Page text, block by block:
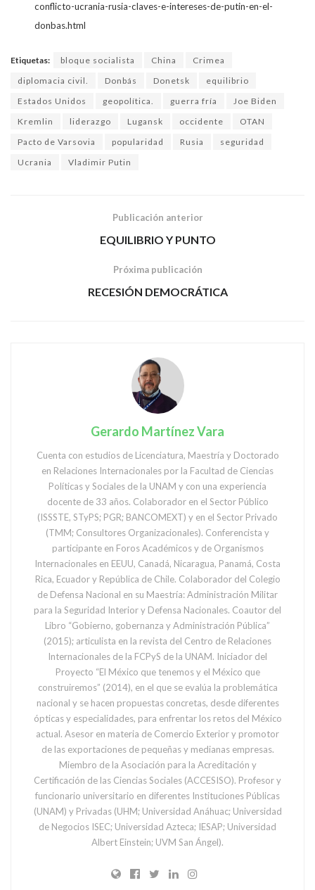
conflicto-ucrania-rusia-claves-e-intereses-de-putin-en-el-
donbas.html
Etiquetas: bloque socialista China
Crimea
diplomacia civil.
Donbás Donetsk
equilibrio
Estados Unidos
geopolítica. guerra fría
Joe Biden
Kremlin
liderazgo Lugansk occidente
OTAN
Pacto de Varsovia
popularidad Rusia
seguridad
Ucrania
Vladimir Putin
Publicación anterior
EQUILIBRIO Y PUNTO
Próxima publicación
RECESIÓN DEMOCRÁTICA
Gerardo Martínez Vara
Cuenta con estudios de Licenciatura, Maestría y Doctorado
en Relaciones Internacionales por la Facultad de Ciencias
Políticas y Sociales de la UNAM y con una experiencia
docente de 33 años. Colaborador en el Sector Público
(ISSSTE, STyPS; PGR; BANCOMEXT) y en el Sector Privado
(TMM; Consultores Organizacionales). Conferencista y
participante en Foros Académicos y de Organismos
Internacionales en EEUU, Canadá, Nicaragua, Panamá, Costa
Rica, Ecuador y República de Chile. Colaborador del Colegio
de Defensa Nacional en su Maestría: Administración Militar
para la Seguridad Interior y Defensa Nacionales. Coautor del
Libro “Gobierno, gobernanza y Administración Pública”
(2015); articulista en la revista del Centro de Relaciones
Internacionales de la FCPyS de la UNAM. Iniciador del
Proyecto “El México que tenemos y el México que
construiremos” (2014), en el que se evalúa la problemática
nacional y se hacen propuestas concretas, desde diferentes
ópticas y especialidades, para enfrentar los retos del México
actual. Asesor en materia de Comercio Exterior y promotor
de las exportaciones de pequeñas y medianas empresas.
Miembro de la Asociación para la Acreditación y
Certificación de las Ciencias Sociales (ACCESISO). Profesor y
funcionario universitario en diferentes Instituciones Públicas
(UNAM) y Privadas (UHM; Universidad Anáhuac; Universidad
de Negocios ISEC; Universidad Azteca; IESAP; Universidad
Albert Einstein; UVM San Ángel).